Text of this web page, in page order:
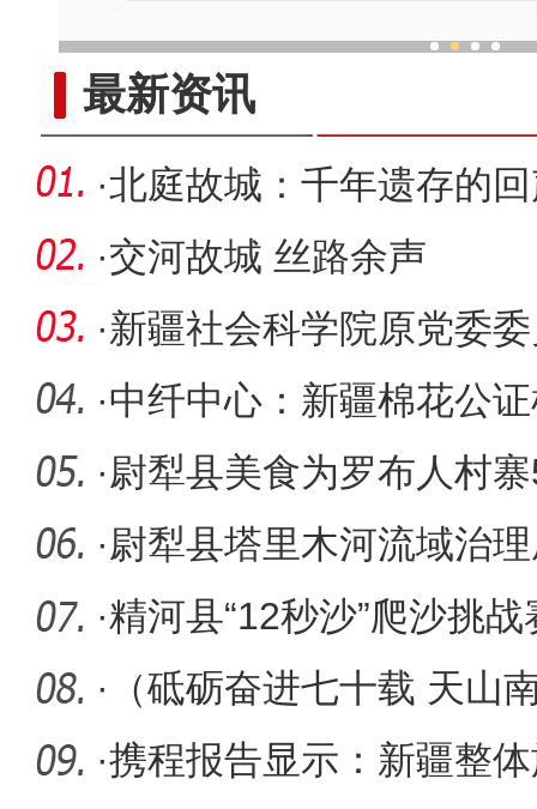
最新资讯
·北庭故城：千年遗存的
·交河故城 丝路余声
·新疆社会科学院原党委
接受审查
·中纤中心：新疆棉花公
四大突破
·尉犁县美食为罗布人村寨
·尉犁县塔里木河流域治
助力胡杨
·精河县“12秒沙”爬沙挑
技激活
·
（砥砺奋进七十载 天山
河子实现
·携程报告显示：新疆整